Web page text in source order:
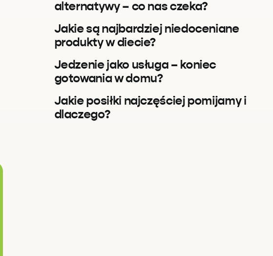
alternatywy – co nas czeka?
Jakie są najbardziej niedoceniane
produkty w diecie?
Jedzenie jako usługa – koniec
gotowania w domu?
Jakie posiłki najczęściej pomijamy i
dlaczego?